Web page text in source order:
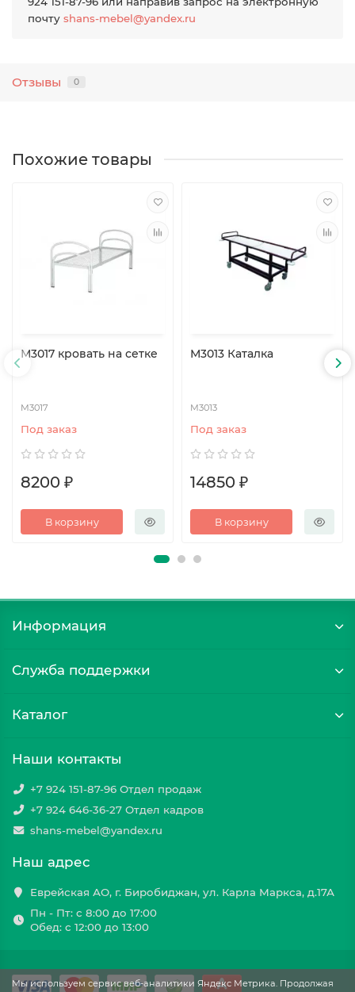
почту shans-mebel@yandex.ru
Отзывы 0
Похожие товары
М3017 кровать на сетке
М3017
Под заказ
8200 ₽
В корзину
М3013 Каталка
М3013
Под заказ
14850 ₽
В корзину
Мы используем сервис веб-аналитики Яндекс Метрика. Продолжая
Информация
Служба поддержки
Каталог
Наши контакты
+7 924 151-87-96 Отдел продаж
+7 924 646-36-27 Отдел кадров
shans-mebel@yandex.ru
Наш адрес
Еврейская АО, г. Биробиджан, ул. Карла Маркса, д.17А
Пн - Пт: с 8:00 до 17:00
Обед: с 12:00 до 13:00